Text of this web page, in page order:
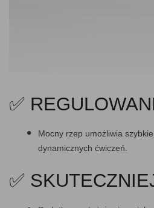
✅
Mocny rzep umożliwia szybkie
dynamicznych ćwiczeń.
✅